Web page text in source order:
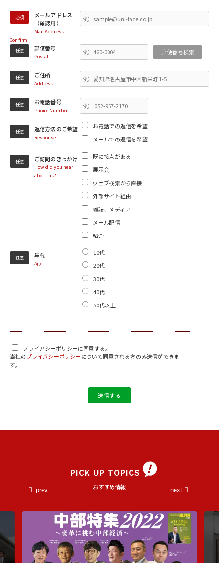
必須
メールアドレス
（確認用）
Mail Address
Confirm
任意
郵便番号
Postal
郵便番号検索
任意 ご住所
Address
任意 お電話番号
Phone Number
任意 返信方法のご希望
Response
お電話での返信を希望
メールでの返信を希望
任意 ご訪問のきっかけ
How did you hear
about us?
既に接点がある
展示会
ウェブ検索から直接
外部サイト経由
雑誌、メディア
メール配信
紹介
任意 年代
Age
10代
20代
30代
40代
50代以上
プライバシーポリシーに同意する。
当社のプライバシーポリシーについて同意される方のみ送信ができま
す。
PICK UP TOPICS
おすすめ情報
prev next